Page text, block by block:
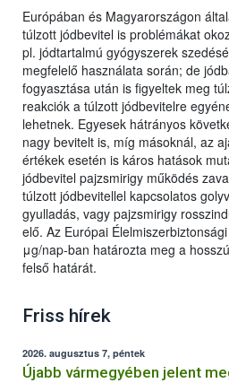
Európában és Magyarországon
túlzott jódbevitel is problémákat
pl. jódtartalmú gyógyszerek
megfelelő használata során; de
fogyasztása után is figyeltek meg
reakciók a túlzott jódbevitelre
lehetnek. Egyesek hátrányos
nagy bevitelt is, míg másoknál, az
értékek esetén is káros hatások
jódbevitel pajzsmirigy működés
túlzott jódbevitellel kapcsolatos
gyulladás, vagy pajzsmirigy
elő. Az Európai
μg/nap-ban határozta meg a
felső határát.
Friss hírek
2026. augusztus 7, péntek
Újabb vármegyében jelent